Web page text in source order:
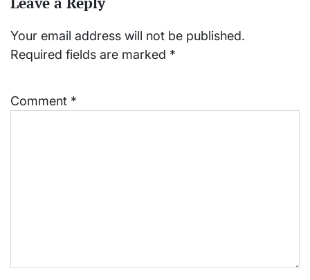
Your email address will not be published.
Required fields are marked *
Comment *